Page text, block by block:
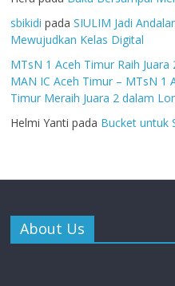
sbikidi padaSIULIM Jadi
Mewujudkan Kelas Digital
MTsN 1 Aceh Timur Raih Juara
MAN IC Aceh Timur – MTsN 1
Timur Meraih Juara 2 dalam
Helmi Yanti pada Bucket untuk
About Us